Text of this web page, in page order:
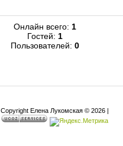
Онлайн всего: 1
Гостей: 1
Пользователей: 0
Copyright Елена Лукомская © 2026 |